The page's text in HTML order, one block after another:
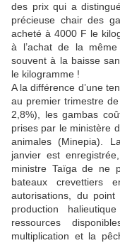
des prix qui a
précieuse chair des
acheté à 4000 F le
à l’achat de la
souvent à la baisse
le kilogramme !
A la différence d’une
au premier trimestre
2,8%), les gambas
prises par le ministère
animales (Minepia).
janvier est
ministre Taïga de ne
bateaux crevettiers
autorisations, du
production
ressources
multiplication et la